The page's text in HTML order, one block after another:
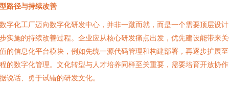
路径与持续改善
字化工厂迈向数字化研发中心，并非一蹴而就，而是一个需要顶层设
实施的持续改善过程。企业应从核心研发痛点出发，优先建设能带来
的信息化平台模块，例如先统一源代码管理和构建部署，再逐步扩展
的数字化管理。文化转型与人才培养同样至关重要，需要培育开放协
说话、勇于试错的研发文化。